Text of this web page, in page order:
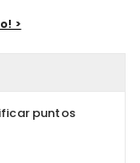
>
puntos